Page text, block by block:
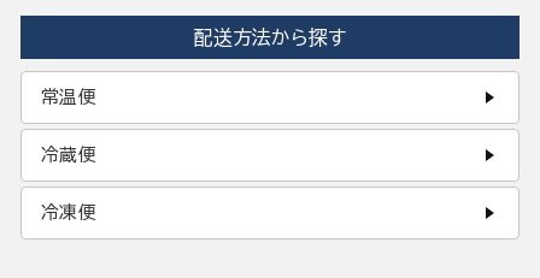
配送方法から探す
常温便
冷蔵便
冷凍便